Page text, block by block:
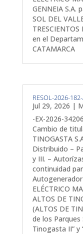
GENNEIA S.A.
SOL DEL
en el
CATAMARCA
RESOL-2026-
Jul 29, 2026 |
-EX-2026-
Cambio de
TINOGASTA
Distribuido –
y III. –
continuidad
ELÉCTRICO
ALTOS DE
(ALTOS DE
de los
Tinogasta II” y